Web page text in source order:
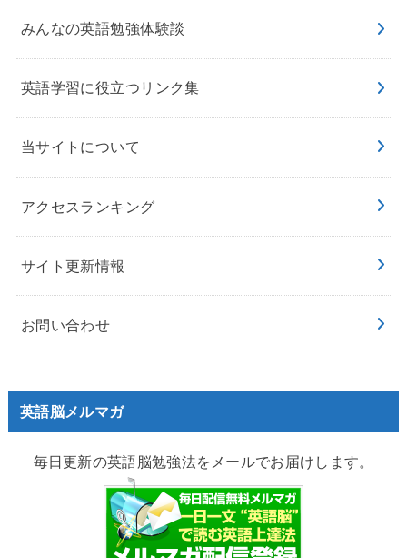
みんなの英語勉強体験談
英語学習に役立つリンク集
当サイトについて
アクセスランキング
サイト更新情報
お問い合わせ
英語脳メルマガ
毎日更新の英語脳勉強法をメールでお届けします。